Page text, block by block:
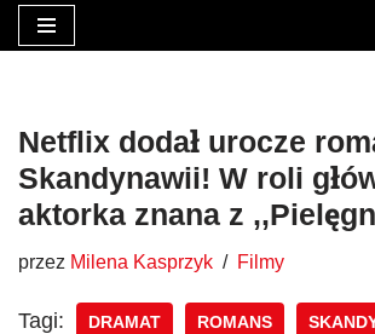
treści
Netflix dodał urocze
Skandynawii! W roli
aktorka znana z
przez Milena Kasprzyk Filmy
Tagi: DRAMAT ROMANS